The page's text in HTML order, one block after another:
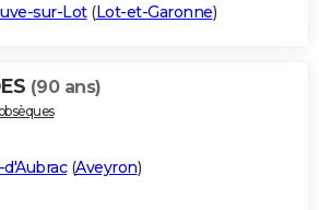
sur-Lot(Lot-et-Garonne)
(90 ans)
d'Aubrac(Aveyron)